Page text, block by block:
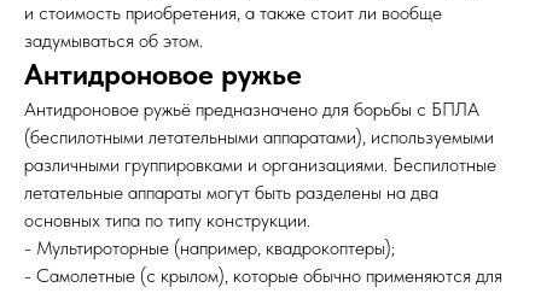
и стоимость приобретения, а также стоит ли вообще
задумываться об этом.
Антидроновое ружье
Антидроновое ружьё предназначено для борьбы с БПЛА
(беспилотными летательными аппаратами), используемыми
различными группировками и организациями. Беспилотные
летательные аппараты могут быть разделены на два
основных типа по типу конструкции.
- Мультироторные (например, квадрокоптеры);
- Самолетные (с крылом), которые обычно применяются для